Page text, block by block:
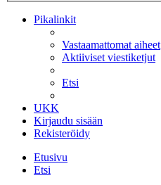
Pikalinkit
Vastaamattomat aiheet
Aktiiviset viestiketjut
Etsi
UKK
Kirjaudu sisään
Rekisteröidy
Etusivu
Etsi